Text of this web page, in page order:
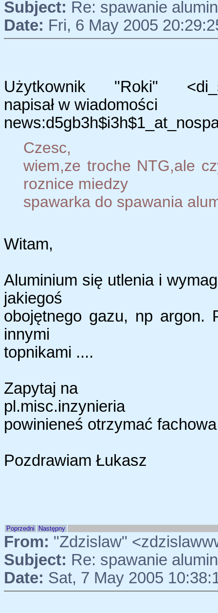
Subject: Re: spawanie
Date: Fri, 6 May 2005
Użytkownik "Roki"
napisał w wiadomości
Czesc,
wiem,ze troche NTG,ale
roznice miedzy
spawarka do spawania
Witam,
Aluminium się utlenia i
jakiegoś
obojętnego gazu, np argon.
innymi
topnikami ....
Zapytaj na
pl.misc.inzynieria
powinieneś otrzymać
Pozdrawiam Łukasz
Poprzedni Następny
From: "Zdzislaw"
Subject: Re: spawanie
Date: Sat, 7 May 2005